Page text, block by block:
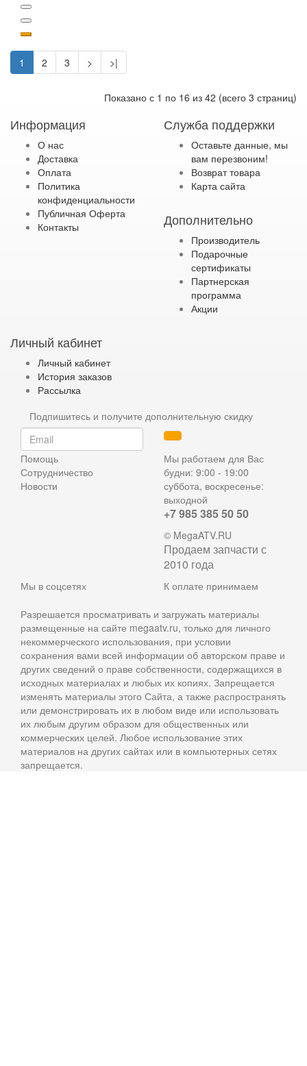
1 2 3 > >|
Показано с 1 по 16 из 42 (всего 3 страниц)
Информация
О нас
Доставка
Оплата
Политика
конфиденциальности
Публичная Оферта
Контакты
Служба поддержки
Оставьте данные, мы
вам перезвоним!
Возврат товара
Карта сайта
Дополнительно
Производитель
Подарочные
сертификаты
Партнерская
программа
Акции
Личный кабинет
Личный кабинет
История заказов
Рассылка
Подпишитесь и получите дополнительную скидку
Помощь
Сотрудничество
Новости
Мы работаем для Вас
будни: 9:00 - 19:00
суббота, воскресенье:
выходной
+7 985 385 50 50
© MegaATV.RU
Продаем запчасти с
2010 года
Мы в соцсетях К оплате принимаем
Разрешается просматривать и загружать материалы
размещенные на сайте megaatv.ru, только для личного
некоммерческого использования, при условии
сохранения вами всей информации об авторском праве и
других сведений о праве собственности, содержащихся в
исходных материалах и любых их копиях. Запрещается
изменять материалы этого Сайта, а также распространять
или демонстрировать их в любом виде или использовать
их любым другим образом для общественных или
коммерческих целей. Любое использование этих
материалов на других сайтах или в компьютерных сетях
запрещается.